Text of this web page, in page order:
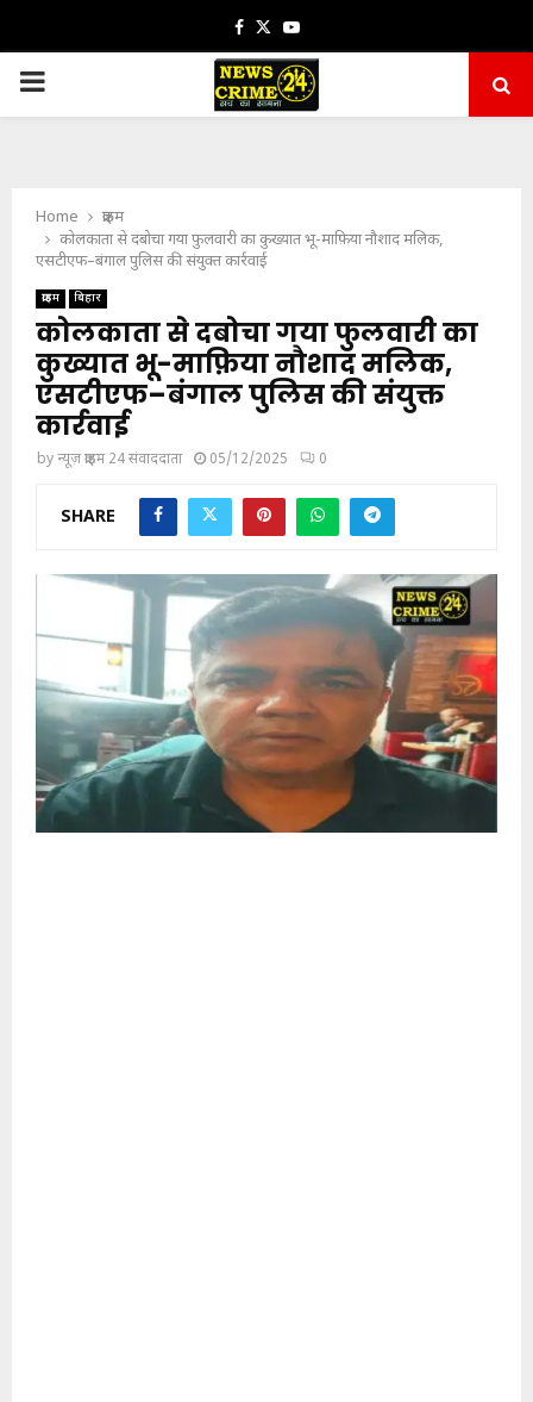
Facebook
TwitterYoutube
PRIMARY
Home
क्राइम
कोलकाता से दबोचा गया फुलवारी का कुख्यात भू-माफ़िया नौशाद मलिक,
एसटीएफ–बंगाल पुलिस की संयुक्त कार्रवाई
क्राइम बिहार
कोलकाता से दबोचा गया फुलवारी का
कुख्यात भू-माफ़िया नौशाद मलिक,
एसटीएफ–बंगाल पुलिस की संयुक्त
कार्रवाई
byन्यूज़ क्राइम 24 संवाददाता 05/12/2025 0
SHARE